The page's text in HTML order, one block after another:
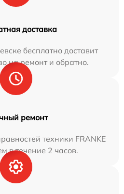
доставка
бесплатно доставит
на ремонт и обратно.
ремонт
техники FRANKE
в течение 2 часов.